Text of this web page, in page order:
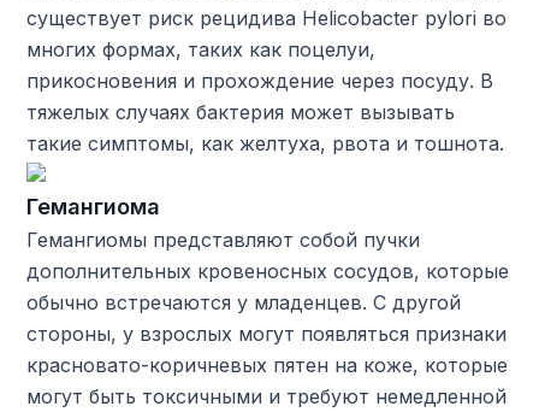
существует риск рецидива Helicobacter pylori во
многих формах, таких как поцелуи,
прикосновения и прохождение через посуду. В
тяжелых случаях бактерия может вызывать
такие симптомы, как желтуха, рвота и тошнота.
Гемангиома
Гемангиомы представляют собой пучки
дополнительных кровеносных сосудов, которые
обычно встречаются у младенцев. С другой
стороны, у взрослых могут появляться признаки
красновато-коричневых пятен на коже, которые
могут быть токсичными и требуют немедленной